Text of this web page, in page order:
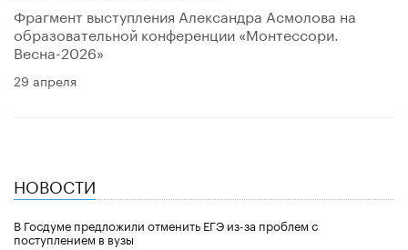
Фрагмент выступления Александра Асмолова на
образовательной конференции «Монтессори.
Весна-2026»
29 апреля
НОВОСТИ
В Госдуме предложили отменить ЕГЭ из-за проблем с
поступлением в вузы